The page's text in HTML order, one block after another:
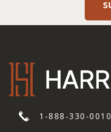
1-888-330-0010